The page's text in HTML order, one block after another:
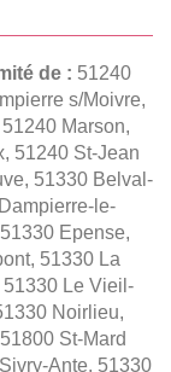
de : 51240
s/Moivre,
Marson,
51240 St-Jean
51330 Belval-
le-
Epense,
51330 La
Le Vieil-
Noirlieu,
St-Mard
Ante, 51330